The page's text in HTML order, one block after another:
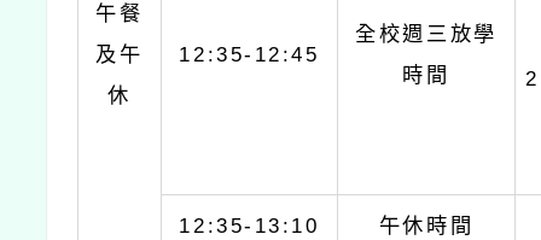
午餐
及午
休
12:35-12:45
全校週三放學
時間
12:35-13:10 午休時間